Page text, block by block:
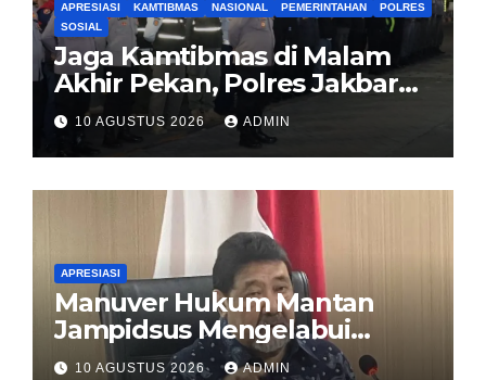
APRESIASI KAMTIBMAS NASIONAL PEMERINTAHAN
POLRES
SOSIAL
Jaga Kamtibmas di Malam
Akhir Pekan, Polres Jakbar
Gelar KRYD Bersama Tiga
Pilar
10 AGUSTUS 2026 ADMIN
APRESIASI
Manuver Hukum Mantan
Jampidsus Mengelabui
Publik Soal Substansi
10 AGUSTUS 2026 ADMIN